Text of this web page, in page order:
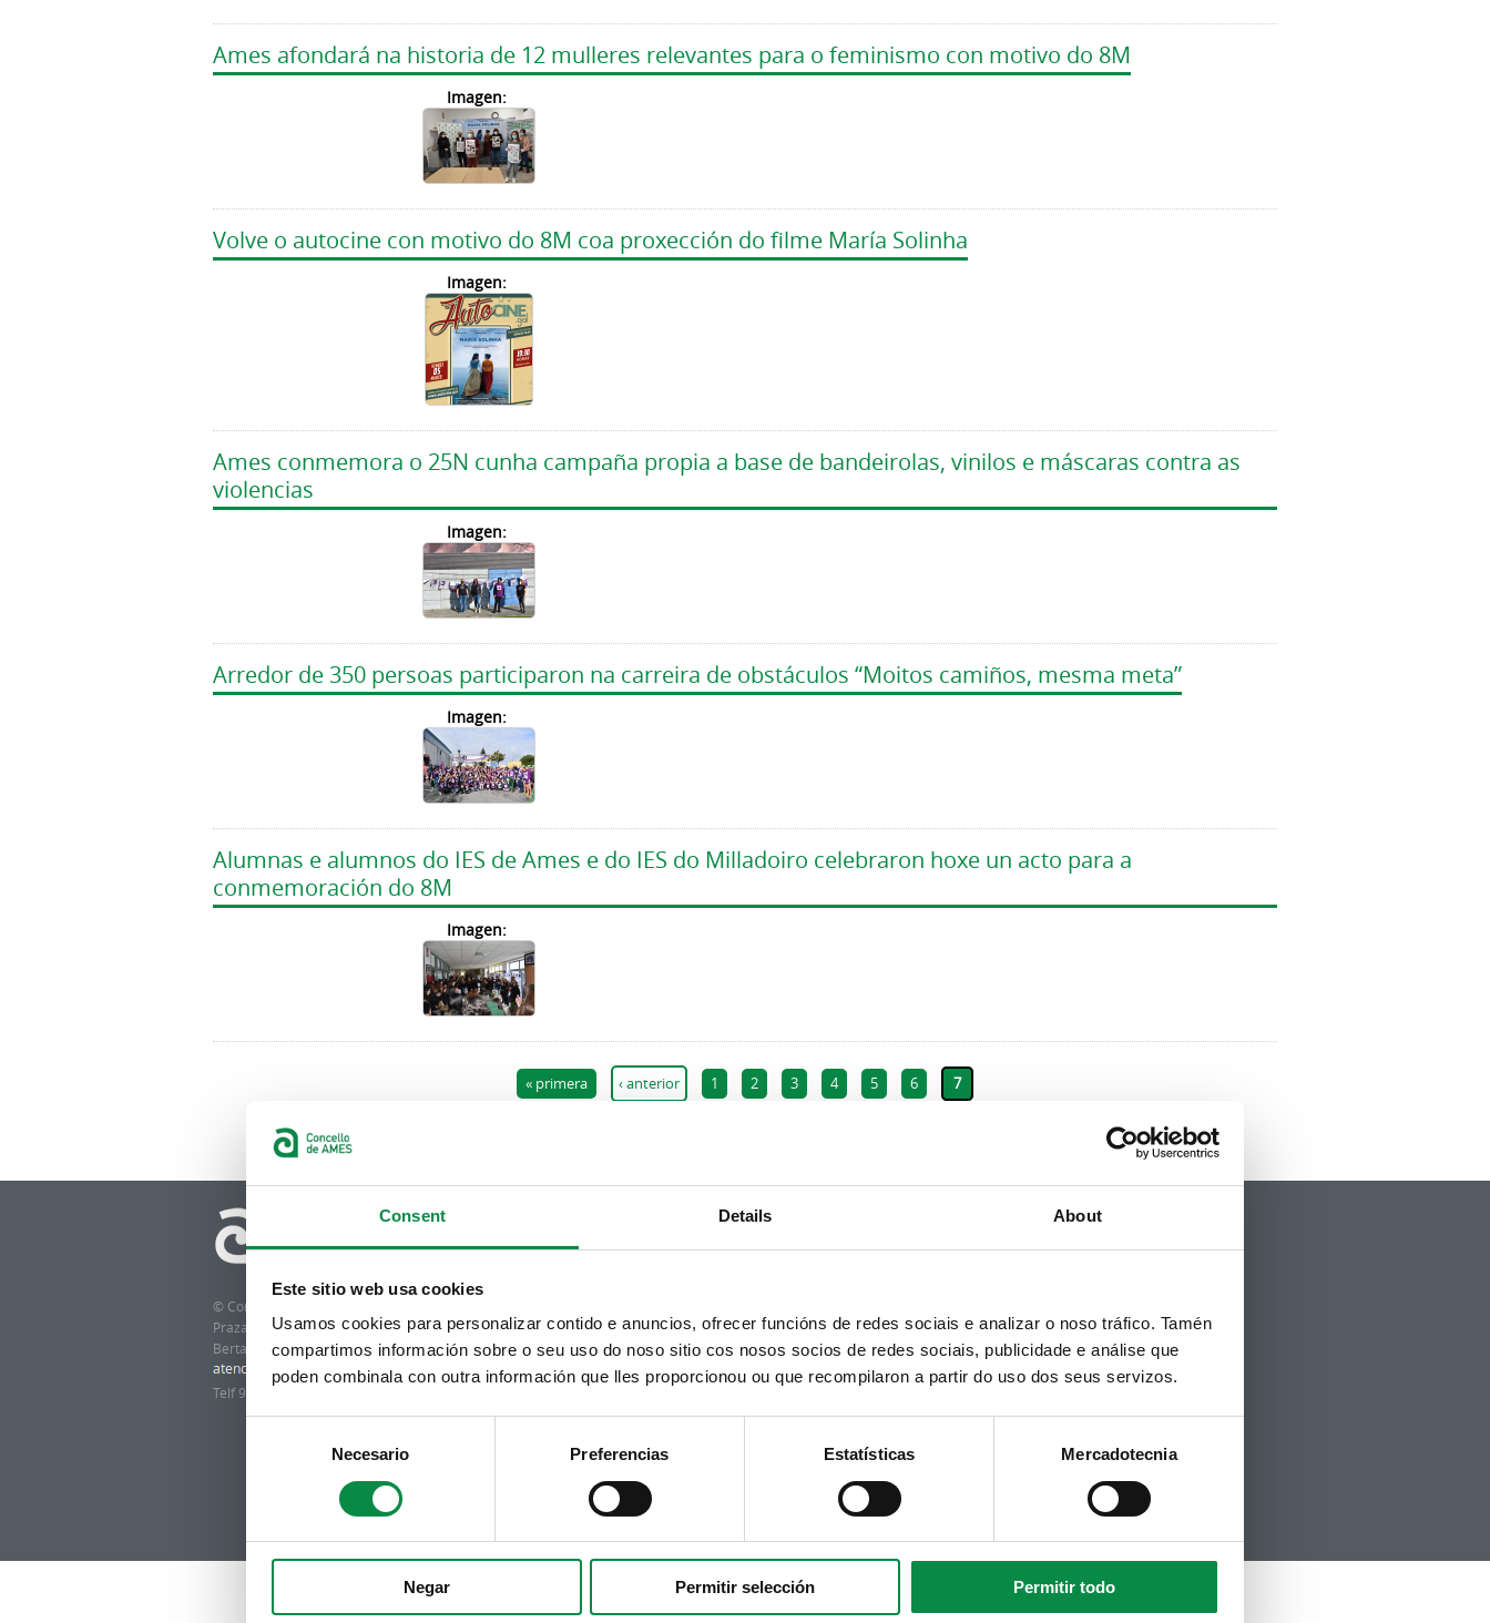
Consent Details About
Este sitio web usa cookies
Usamos cookies para personalizar contido e anuncios, ofrecer funcións de redes sociais e analizar o noso tráfico. Tamén
compartimos información sobre o seu uso do noso sitio cos nosos socios de redes sociais, publicidade e análise que
poden combinala con outra información que lles proporcionou ou que recompilaron a partir do uso dos seus servizos.
Necesario Preferencias Estatísticas Mercadotecnia
Negar Permitir selección Permitir todo
Ames afondará na historia de 12 mulleres relevantes para o feminismo con motivo do 8M
Imagen:
Volve o autocine con motivo do 8M coa proxección do filme María Solinha
Imagen:
Ames conmemora o 25N cunha campaña propia a base de bandeirolas, vinilos e máscaras contra as
violencias
Imagen:
Arredor de 350 persoas participaron na carreira de obstáculos “Moitos camiños, mesma meta”
Imagen:
Alumnas e alumnos do IES de Ames e do IES do Milladoiro celebraron hoxe un acto para a
conmemoración do 8M
Imagen:
« primera ‹ anterior 1 2 3 4 5 6 7
© Concello de Ames
Praza do Concello, 2 |15220
Bertamiráns (Ames)
Telf 981 883 002 | Fax 981 883 925
Puedes recibir la información publicada en la web
RSS
Youtube
Política de privacidad
Politicas de Cookies
Hemeroteca